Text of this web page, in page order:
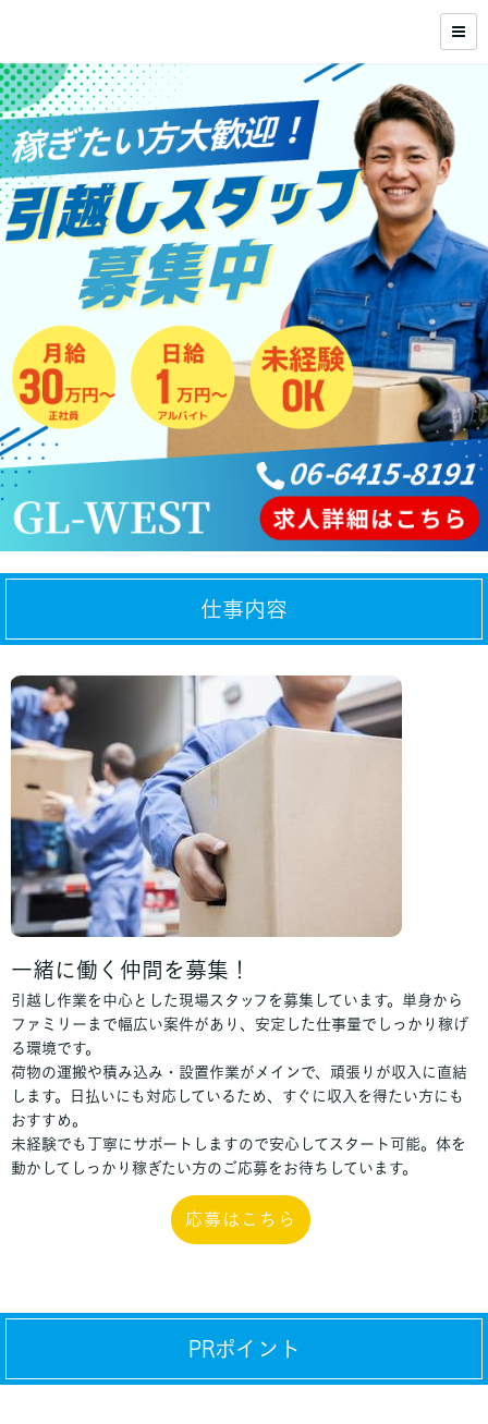
仕事内容
一緒に働く仲間を募集！
引越し作業を中心とした現場スタッフを募集しています。単身から
ファミリーまで幅広い案件があり、安定した仕事量でしっかり稼げ
る環境です。
荷物の運搬や積み込み・設置作業がメインで、頑張りが収入に直結
します。日払いにも対応しているため、すぐに収入を得たい方にも
おすすめ。
未経験でも丁寧にサポートしますので安心してスタート可能。体を
動かしてしっかり稼ぎたい方のご応募をお待ちしています。
応募はこちら
PRポイント